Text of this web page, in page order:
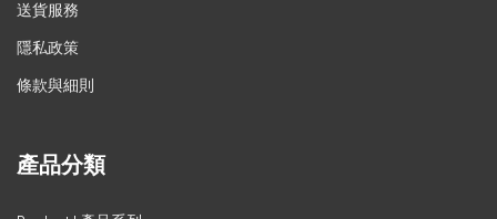
送貨服務
隱私政策
條款與細則
產品分類